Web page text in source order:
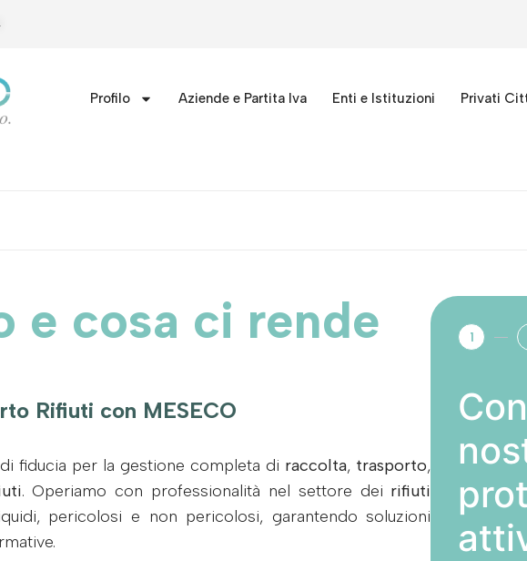
Profilo Aziende e Partita Iva Enti e Istituzioni Privati
e cosa ci rende
Rifiuti con MESECO
fiducia per la gestione completa di raccolta, trasporto,
. Operiamo con professionalità nel settore dei rifiuti
pericolosi e non pericolosi, garantendo soluzioni
1